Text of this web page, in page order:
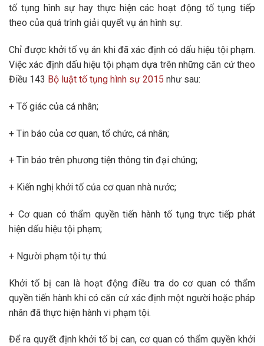
tố tụng hình sự hay thực hiện các hoạt động tố tụng tiếp
theo của quá trình giải quyết vụ án hình sự.
Chỉ được khởi tố vụ án khi đã xác định có dấu hiệu tội phạm.
Việc xác định dấu hiệu tội phạm dựa trên những căn cứ theo
Điều 143 Bộ luật tố tụng hình sự 2015 như sau:
+ Tố giác của cá nhân;
+ Tin báo của cơ quan, tổ chức, cá nhân;
+ Tin báo trên phương tiện thông tin đại chúng;
+ Kiến nghị khởi tố của cơ quan nhà nước;
+ Cơ quan có thẩm quyền tiến hành tố tụng trực tiếp phát
hiện dấu hiệu tội phạm;
+ Người phạm tội tự thú.
Khởi tố bị can là hoạt động điều tra do cơ quan có thẩm
quyền tiến hành khi có căn cứ xác định một người hoặc pháp
nhân đã thực hiện hành vi phạm tội.
Để ra quyết định khởi tố bị can, cơ quan có thẩm quyền khởi